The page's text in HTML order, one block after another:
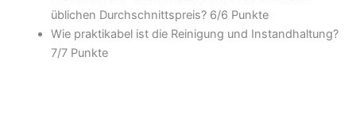
üblichen Durchschnittspreis? 6/6 Punkte
Wie praktikabel ist die Reinigung und Instandhaltung?
7/7 Punkte